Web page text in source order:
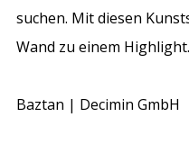
suchen. Mit diesen
Wand zu einem Highlight.
Baztan | Decimin GmbH